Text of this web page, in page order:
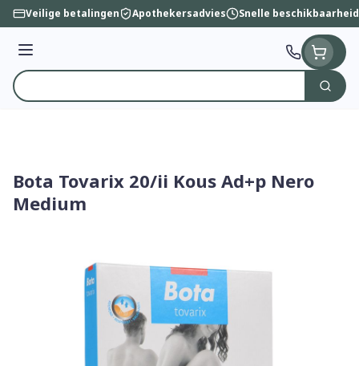
Ga naar de inhoud
Veilige betalingen Apothekersadvies Snelle beschikbaarheid
Menu
Product, merk, categorie...
Zoek
Bota Tovarix 20/ii Kous Ad+p Nero
Medium